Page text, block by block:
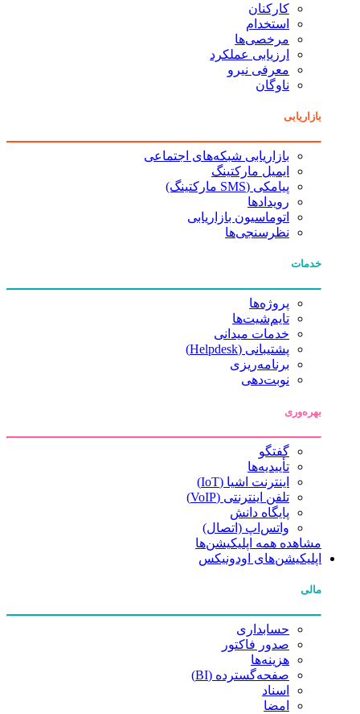
کارکنان
استخدام
مرخصی‌ها
ارزیابی عملکرد
معرفی نیرو
ناوگان
بازاریابی
بازاریابی شبکه‌های اجتماعی
ایمیل مارکتینگ
پیامکی (SMS مارکتینگ)
رویدادها
اتوماسیون بازاریابی
نظرسنجی‌ها
خدمات
پروژه‌ها
تایم‌شیت‌ها
خدمات میدانی
پشتیبانی (Helpdesk)
برنامه‌ریزی
نوبت‌دهی
بهره‌وری
گفتگو
تأییدیه‌ها
اینترنت اشیا (IoT)
تلفن اینترنتی (VoIP)
پایگاه دانش
واتس‌اپ (اتصال)
مشاهده همه اپلیکیشن‌ها
اپلیکیشن‌های اودونیکس
مالی
حسابداری
صدور فاکتور
هزینه‌ها
صفحه‌گسترده (BI)
اسناد
امضا